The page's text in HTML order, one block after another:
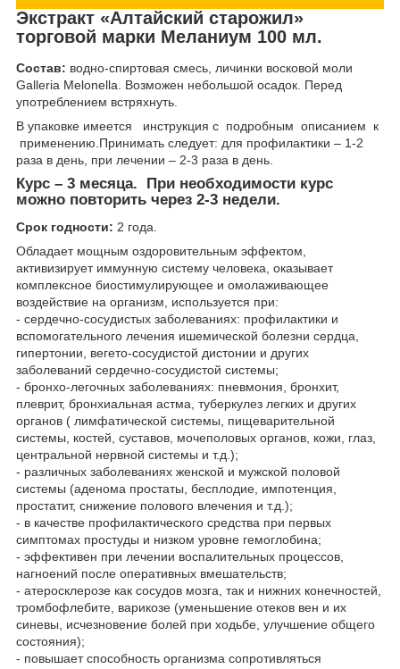
Экстракт «Алтайский старожил»
торговой марки Меланиум 100 мл.
Состав: водно-спиртовая смесь, личинки восковой моли
Galleria Melonella. Возможен небольшой осадок. Перед
употреблением встряхнуть.
В упаковке имеется инструкция с подробным описанием к
применению.Принимать следует: для профилактики – 1-2
раза в день, при лечении – 2-3 раза в день.
Курс – 3 месяца. При необходимости курс
можно повторить через 2-3 недели.
Срок годности: 2 года.
Обладает мощным оздоровительным эффектом,
активизирует иммунную систему человека, оказывает
комплексное биостимулирующее и омолаживающее
воздействие на организм, используется при:
- сердечно-сосудистых заболеваниях: профилактики и
вспомогательного лечения ишемической болезни сердца,
гипертонии, вегето-сосудистой дистонии и других
заболеваний сердечно-сосудистой системы;
- бронхо-легочных заболеваниях: пневмония, бронхит,
плеврит, бронхиальная астма, туберкулез легких и других
органов ( лимфатической системы, пищеварительной
системы, костей, суставов, мочеполовых органов, кожи, глаз,
центральной нервной системы и т.д.);
- различных заболеваниях женской и мужской половой
системы (аденома простаты, бесплодие, импотенция,
простатит, снижение полового влечения и т.д.);
- в качестве профилактического средства при первых
симптомах простуды и низком уровне гемоглобина;
- эффективен при лечении воспалительных процессов,
нагноений после оперативных вмешательств;
- атеросклерозе как сосудов мозга, так и нижних конечностей,
тромбофлебите, варикозе (уменьшение отеков вен и их
синевы, исчезновение болей при ходьбе, улучшение общего
состояния);
- повышает способность организма сопротивляться